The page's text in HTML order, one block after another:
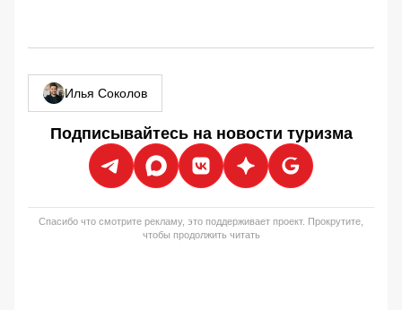
Илья Соколов
Подписывайтесь на новости туризма
Спасибо что смотрите рекламу, это поддерживает проект. Прокрутите,
чтобы продолжить читать